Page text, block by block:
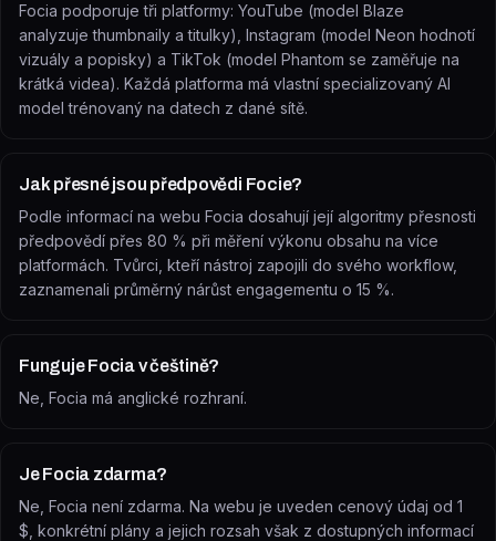
Focia podporuje tři platformy: YouTube (model Blaze
analyzuje thumbnaily a titulky), Instagram (model Neon hodnotí
vizuály a popisky) a TikTok (model Phantom se zaměřuje na
krátká videa). Každá platforma má vlastní specializovaný AI
model trénovaný na datech z dané sítě.
Jak přesné jsou předpovědi Focie?
Podle informací na webu Focia dosahují její algoritmy přesnosti
předpovědí přes 80 % při měření výkonu obsahu na více
platformách. Tvůrci, kteří nástroj zapojili do svého workflow,
zaznamenali průměrný nárůst engagementu o 15 %.
Funguje Focia v češtině?
Ne, Focia má anglické rozhraní.
Je Focia zdarma?
Ne, Focia není zdarma. Na webu je uveden cenový údaj od 1
$, konkrétní plány a jejich rozsah však z dostupných informací